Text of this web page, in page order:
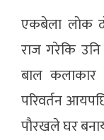
एकबेला लाेक
राज गरेकि उनि
बाल कलाकार
परिवर्तन
पाैरखले घर